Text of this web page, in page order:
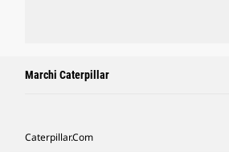
Marchi Caterpillar
Caterpillar.com